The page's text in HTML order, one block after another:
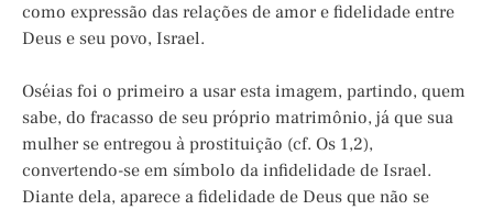
como expressão das relações de amor e fidelidade entre
Deus e seu povo, Israel.
Oséias foi o primeiro a usar esta imagem, partindo, quem
sabe, do fracasso de seu próprio matrimônio, já que sua
mulher se entregou à prostituição (cf. Os 1,2),
convertendo-se em símbolo da infidelidade de Israel.
Diante dela, aparece a fidelidade de Deus que não se